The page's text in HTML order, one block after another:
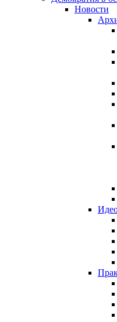
Новости